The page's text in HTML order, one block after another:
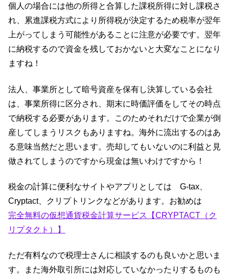
個人の場合には他の所得と合算した課税所得に対し課税さ
れ、累進課税方式により所得税が決定するため税率が翌年
上がってしまう可能性があることに注意が必要です。翌年
に納税するので資金を残しておかないと大変なことになり
ますね！
法人、事業所として暗号資産を保有し決算している会社
は、事業所得に区分され、期末に時価評価をしてその時点
で納税する必要があります。このためそれだけで企業が倒
産してしまうリスクもありますね。海外に流出するのはあ
る意味当然だと思います。売却してもいないのに利益と見
做されてしまうのですから現金は無いわけですから！
税金の計算に便利なサイトやアプリとしては G-tax、
Cryptact、クリプトリンクなどがあります。お勧めは
完全無料の仮想通貨税金計算サービス【CRYPTACT（ク
リプタクト）】
ただ有料なので税理士さんに相談するのも良いかと思いま
す。また海外取引所には対応していなかったりするものも